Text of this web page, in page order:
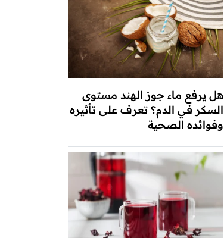
هل يرفع ماء جوز الهند مستوى
السكر في الدم؟ تعرف على تأثيره
وفوائده الصحية